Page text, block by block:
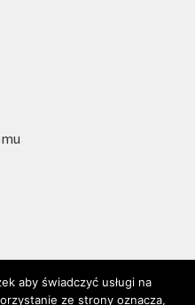
aby świadczyć usługi na
ze strony oznacza,